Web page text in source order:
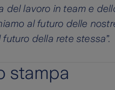
del lavoro in team e
al futuro delle
della rete stessa”.
stampa